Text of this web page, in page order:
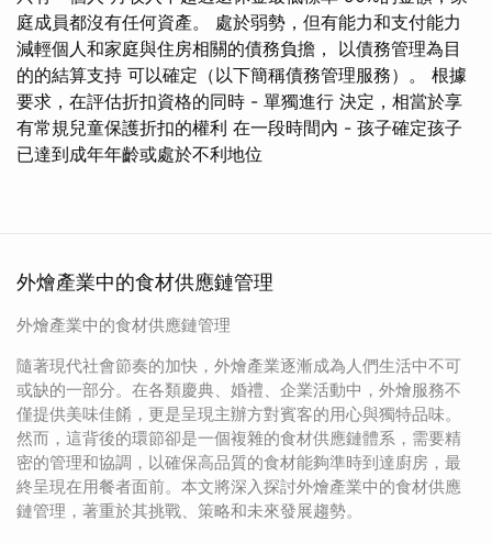
庭成員都沒有任何資產。 處於弱勢，但有能力和支付能力
減輕個人和家庭與住房相關的債務負擔， 以債務管理為目
的的結算支持 可以確定（以下簡稱債務管理服務）。 根據
要求，在評估折扣資格的同時 - 單獨進行 決定，相當於享
有常規兒童保護折扣的權利 在一段時間內 - 孩子確定孩子
已達到成年年齡或處於不利地位
外燴產業中的食材供應鏈管理
外燴產業中的食材供應鏈管理
隨著現代社會節奏的加快，外燴產業逐漸成為人們生活中不可
或缺的一部分。在各類慶典、婚禮、企業活動中，外燴服務不
僅提供美味佳餚，更是呈現主辦方對賓客的用心與獨特品味。
然而，這背後的環節卻是一個複雜的食材供應鏈體系，需要精
密的管理和協調，以確保高品質的食材能夠準時到達廚房，最
終呈現在用餐者面前。本文將深入探討外燴產業中的食材供應
鏈管理，著重於其挑戰、策略和未來發展趨勢。